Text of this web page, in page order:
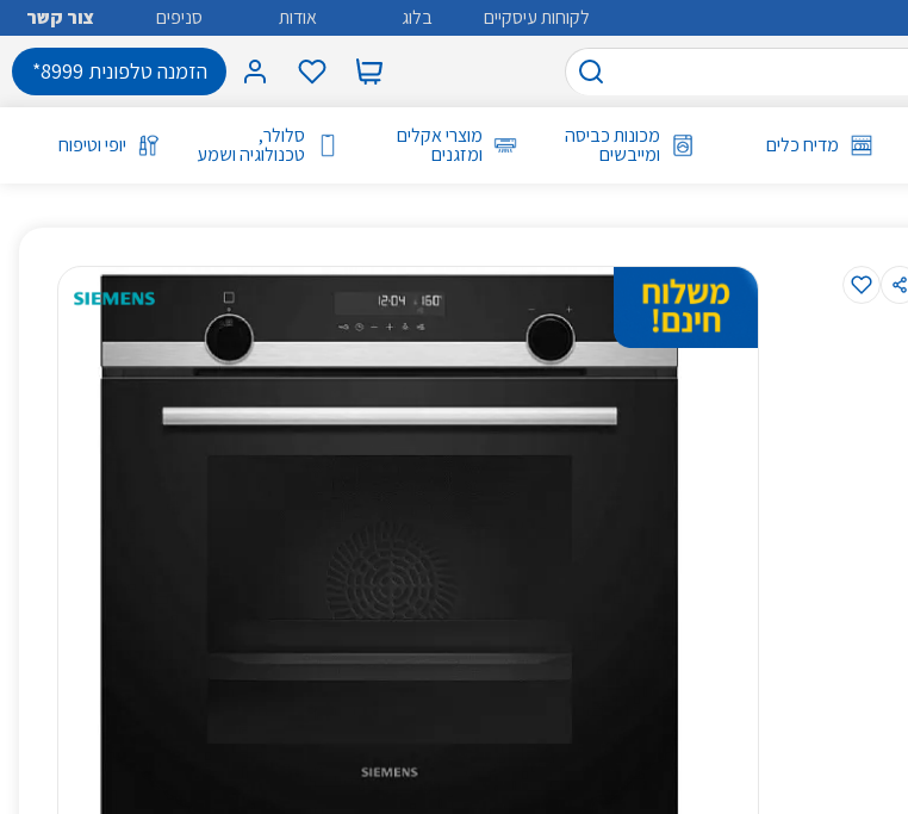
לקוחות עיסקיים בלוג אודות סניפים צור קשר
הזמנה טלפונית 8999*
מדיח כלים מכונות כביסה
ומייבשים
מוצרי אקלים
ומזגנים
סלולר,
טכנולוגיה ושמע יופי וטיפוח